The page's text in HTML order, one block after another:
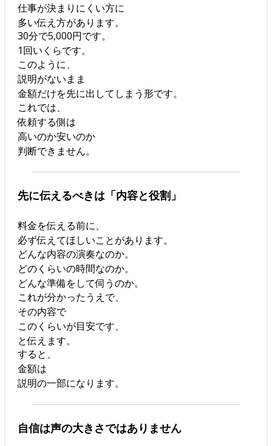
仕事が決まりにくい方に
多い伝え方があります。
30分で5,000円です。
1回いくらです。
このように、
説明がないまま
金額だけを先に出してしまう形です。
これでは、
依頼する側は
高いのか安いのか
判断できません。
先に伝えるべきは「内容と役割」
料金を伝える前に、
必ず伝えてほしいことがあります。
どんな内容の演奏なのか。
どのくらいの時間なのか。
どんな準備をして伺うのか。
これが分かったうえで、
その内容で
このくらいが目安です、
と伝えます。
すると、
金額は
説明の一部になります。
自信は声の大きさではありません